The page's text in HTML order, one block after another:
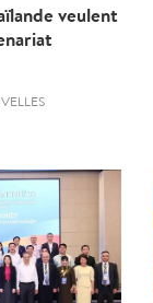
veulent